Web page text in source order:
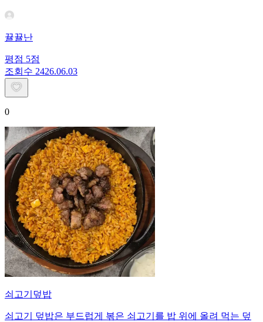
뀰뀰난
평점 5점
조회수 2426.06.03
0
쇠고기덮밥
쇠고기 덮밥은 부드럽게 볶은 쇠고기를 밥 위에 올려 먹는 덮